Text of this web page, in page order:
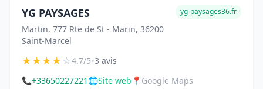
YG PAYSAGES
Martin, 777 Rte de St - Marin, 36200
Saint-Marcel
yg-paysages36.fr
★★★★☆4.7/5•3 avis
📞+33650227221 🌐Site web 📍 Google Maps